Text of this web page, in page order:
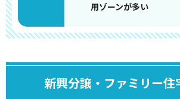
用ゾーンが多い
新興分譲・ファミリー住